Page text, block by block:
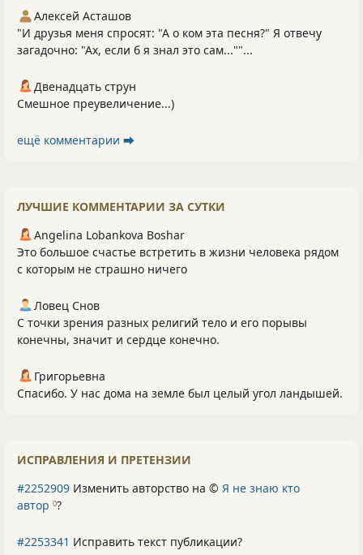
Алексей Асташов
"И друзья меня спросят: "А о ком эта песня?" Я отвечу
загадочно: "Ах, если б я знал это сам...""...
Двенадцать струн
Смешное преувеличение...)
ещё комментарии ⮕
ЛУЧШИЕ КОММЕНТАРИИ ЗА СУТКИ
Angelina Lobankova Boshar
Это большое счастье встретить в жизни человека рядом
с которым не страшно ничего
Ловец Снов
С точки зрения разных религий тело и его порывы
конечны, значит и сердце конечно.
Григорьевна
Спасибо. У нас дома на земле был целый угол ландышей.
ИСПРАВЛЕНИЯ И ПРЕТЕНЗИИ
#2252909 Изменить авторство на © Я не знаю кто
автор 0?
#2253341 Исправить текст публикации?